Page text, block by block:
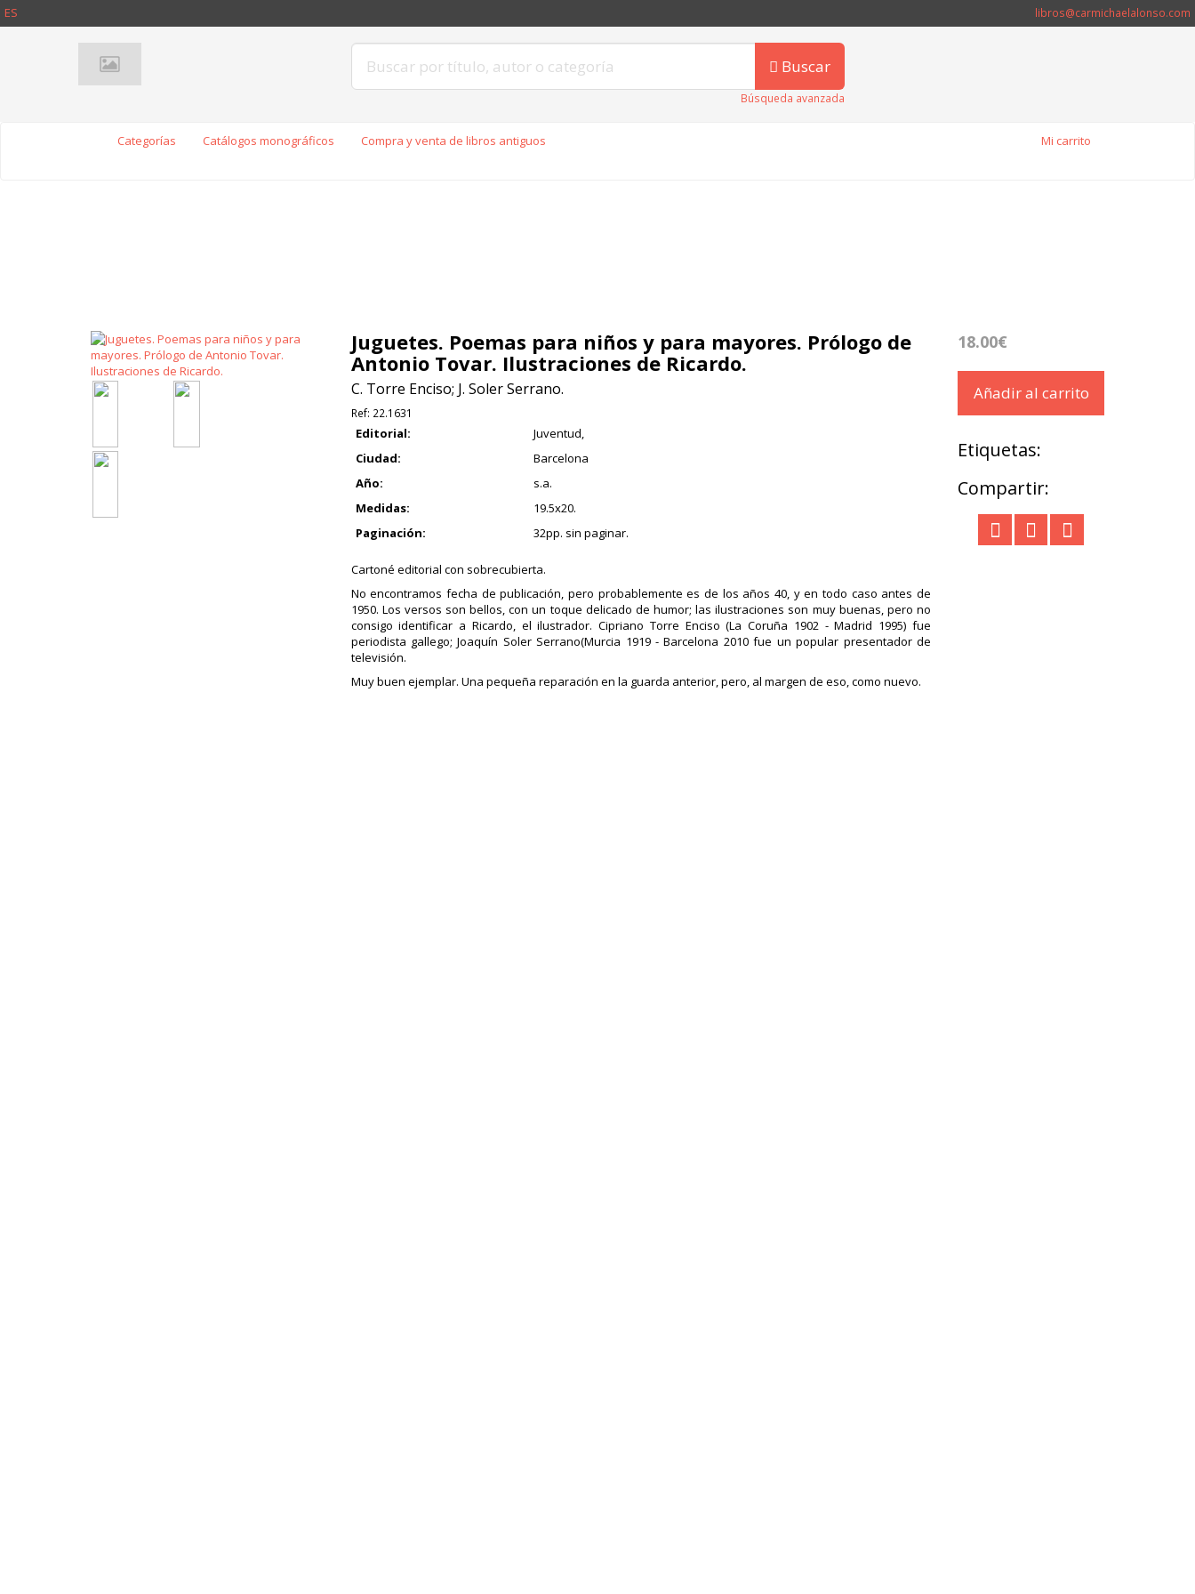
ES libros@carmichaelalonso.com
Buscar
Búsqueda avanzada
Categorías Catálogos monográficos Compra y venta de libros antiguos Mi carrito
Juguetes. Poemas para niños y para mayores. Prólogo de
Antonio Tovar. Ilustraciones de Ricardo.
C. Torre Enciso; J. Soler Serrano.
Ref: 22.1631
Editorial:
Juventud,
Ciudad:
Barcelona
Año:
s.a.
Medidas:
19.5x20.
Paginación:
32pp. sin paginar.
Cartoné editorial con sobrecubierta.
No encontramos fecha de publicación, pero probablemente es de los años 40, y en todo caso antes de
1950. Los versos son bellos, con un toque delicado de humor; las ilustraciones son muy buenas, pero no
consigo identificar a Ricardo, el ilustrador. Cipriano Torre Enciso (La Coruña 1902 - Madrid 1995) fue
periodista gallego; Joaquín Soler Serrano(Murcia 1919 - Barcelona 2010 fue un popular presentador de
televisión.
Muy buen ejemplar. Una pequeña reparación en la guarda anterior, pero, al margen de eso, como nuevo.
18.00€
Añadir al carrito
Etiquetas:
Compartir: